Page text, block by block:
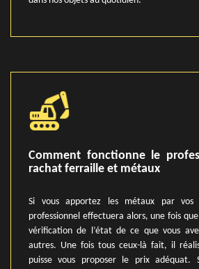
Comment fonctionne le
rachat ferraille et métaux
Si vous apportez les métaux par vos
professionnel effectuera alors, une fois
vérification de l’état de ce que vous
autres. Une fois tous ceux-là fait, il
puisse vous proposer le prix adéquat.